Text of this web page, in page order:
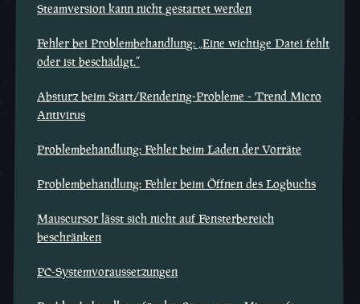
Steamversion kann nicht gestartet werden
Fehler bei Problembehandlung: „Eine wichtige Datei fehlt
oder ist beschädigt.“
Absturz beim Start/Rendering-Probleme - Trend Micro
Antivirus
Problembehandlung: Fehler beim Laden der Vorräte
Problembehandlung: Fehler beim Öffnen des Logbuchs
Mauscursor lässt sich nicht auf Fensterbereich
beschränken
PC-Systemvoraussetzungen